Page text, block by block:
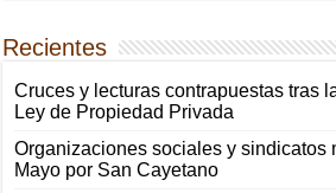
Recientes
Cruces y lecturas contrapuestas tras
Ley de Propiedad Privada
Organizaciones sociales y sindicatos
Mayo por San Cayetano